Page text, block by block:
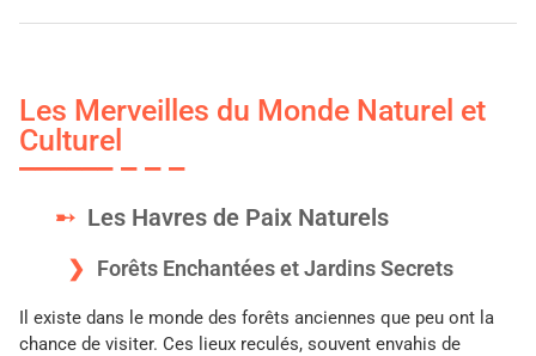
Les Merveilles du Monde Naturel et
Culturel
Les Havres de Paix Naturels
Forêts Enchantées et Jardins Secrets
Il existe dans le monde des forêts anciennes que peu ont la
chance de visiter. Ces lieux reculés, souvent envahis de